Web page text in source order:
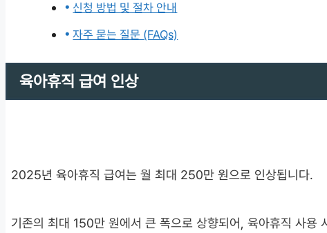
신청 방법 및 절차 안내
자주 묻는 질문 (FAQs)
육아휴직 급여 인상
2025년 육아휴직 급여는 월 최대 250만 원으로 인상됩니다.
기존의 최대 150만 원에서 큰 폭으로 상향되어, 육아휴직 사용